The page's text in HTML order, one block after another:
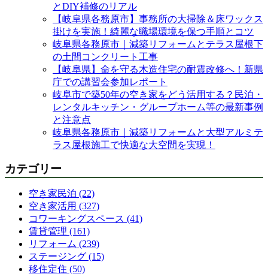
とDIY補修のリアル
【岐阜県各務原市】事務所の大掃除＆床ワックス
掛けを実施！綺麗な職場環境を保つ手順とコツ
岐阜県各務原市｜減築リフォームとテラス屋根下
の土間コンクリート工事
【岐阜県】命を守る木造住宅の耐震改修へ！新県
庁での講習会参加レポート
岐阜市で築50年の空き家をどう活用する？民泊・
レンタルキッチン・グループホーム等の最新事例
と注意点
岐阜県各務原市｜減築リフォームと大型アルミテ
ラス屋根施工で快適な大空間を実現！
カテゴリー
空き家民泊 (22)
空き家活用 (327)
コワーキングスペース (41)
賃貸管理 (161)
リフォーム (239)
ステージング (15)
移住定住 (50)